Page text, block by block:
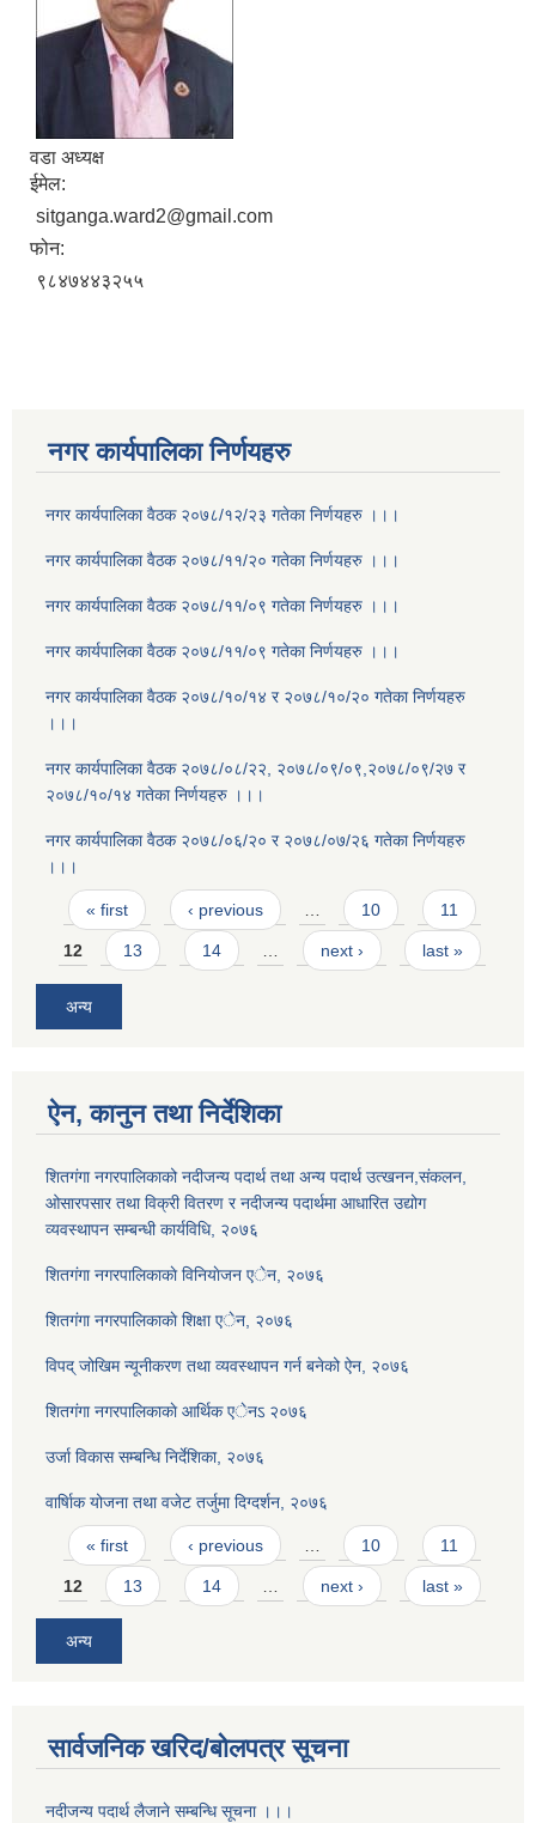
वडा अध्यक्ष
ईमेल:
sitganga.ward2@gmail.com
फोन:
९८४७४४३२५५
नगर कार्यपालिका निर्णयहरु
नगर कार्यपालिका वैठक २०७८/१२/२३ गतेका निर्णयहरु ।।।
नगर कार्यपालिका वैठक २०७८/११/२० गतेका निर्णयहरु ।।।
नगर कार्यपालिका वैठक २०७८/११/०९ गतेका निर्णयहरु ।।।
नगर कार्यपालिका वैठक २०७८/११/०९ गतेका निर्णयहरु ।।।
नगर कार्यपालिका वैठक २०७८/१०/१४ र २०७८/१०/२० गतेका निर्णयहरु
।।।
नगर कार्यपालिका वैठक २०७८/०८/२२, २०७८/०९/०९,२०७८/०९/२७ र
२०७८/१०/१४ गतेका निर्णयहरु ।।।
नगर कार्यपालिका वैठक २०७८/०६/२० र २०७८/०७/२६ गतेका निर्णयहरु
।।।
Pages
« first ‹ previous … 10 11
12 13 14 … next › last »
अन्य
ऐन, कानुन तथा निर्देशिका
शितगंगा नगरपालिकाको नदीजन्य पदार्थ तथा अन्य पदार्थ उत्खनन,संकलन,
ओसारपसार तथा विक्री वितरण र नदीजन्य पदार्थमा आधारित उद्योग
व्यवस्थापन सम्बन्धी कार्यविधि, २०७६
शितगंगा नगरपालिकाकाे विनियाेजन एेन, २०७६
शितगंगा नगरपालिकाकाे शिक्षा एेन, २०७६
विपद् जोखिम न्यूनीकरण तथा व्यवस्थापन गर्न बनेको ऐन, २०७६
शितगंगा नगरपालिकाकाे आर्थिक एेनऽ २०७६
उर्जा विकास सम्बन्धि निर्देशिका, २०७६
वार्षािक योजना तथा वजेट तर्जुमा दिग्दर्शन, २०७६
Pages
« first ‹ previous 10 11
12 13 14 next › last »
अन्य
सार्वजनिक खरिद/बोलपत्र सूचना
नदीजन्य पदार्थ लैजाने सम्बन्धि सूचना ।।।